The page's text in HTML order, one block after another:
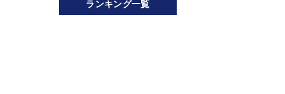
ランキング一覧